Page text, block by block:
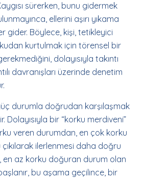
sürerken, bunu gidermek
ellerini aşırı yıkama
gider. Böylece, kişi, tetikleyici
kurtulmak için törensel bir
dolayısıyla takıntı
davranışları üzerinde denetim
durumla doğrudan karşılaşmak
Dolayısıyla bir “korku merdiveni”
veren durumdan, en çok korku
ilerlenmesi daha doğru
en az korku doğuran durum olan
bu aşama geçilince, bir